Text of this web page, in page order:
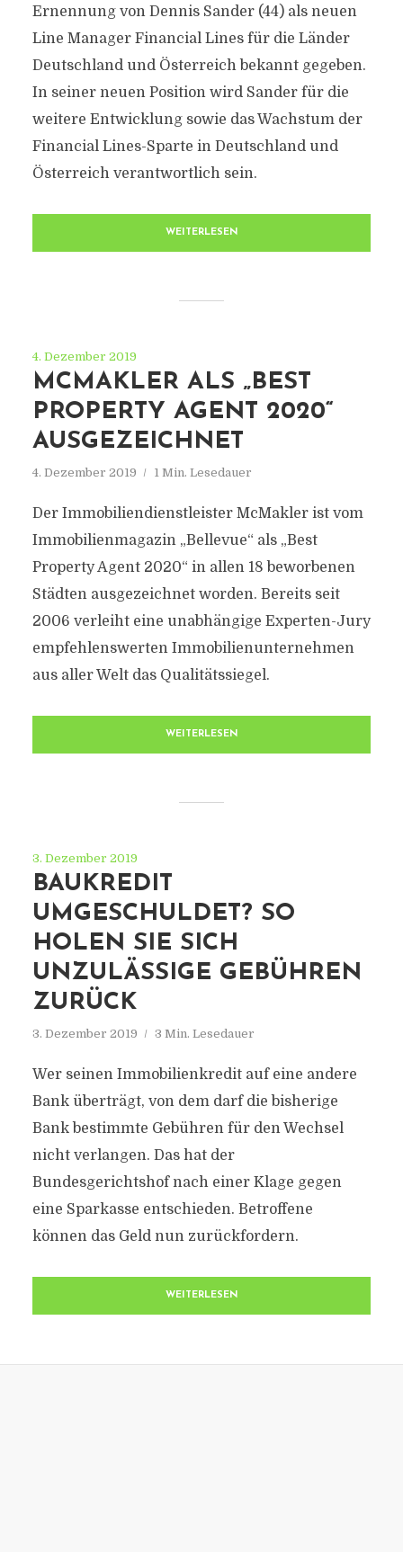
Ernennung von Dennis Sander (44) als neuen
Line Manager Financial Lines für die Länder
Deutschland und Österreich bekannt gegeben.
In seiner neuen Position wird Sander für die
weitere Entwicklung sowie das Wachstum der
Financial Lines-Sparte in Deutschland und
Österreich verantwortlich sein.
WEITERLESEN
4. Dezember 2019
MCMAKLER ALS „BEST
PROPERTY AGENT 2020“
AUSGEZEICHNET
4. Dezember 2019 1 Min. Lesedauer
Der Immobiliendienstleister McMakler ist vom
Immobilienmagazin „Bellevue“ als „Best
Property Agent 2020“ in allen 18 beworbenen
Städten ausgezeichnet worden. Bereits seit
2006 verleiht eine unabhängige Experten-Jury
empfehlenswerten Immobilienunternehmen
aus aller Welt das Qualitätssiegel.
WEITERLESEN
3. Dezember 2019
BAUKREDIT
UMGESCHULDET? SO
HOLEN SIE SICH
UNZULÄSSIGE GEBÜHREN
ZURÜCK
3. Dezember 2019 3 Min. Lesedauer
Wer seinen Immobilienkredit auf eine andere
Bank überträgt, von dem darf die bisherige
Bank bestimmte Gebühren für den Wechsel
nicht verlangen. Das hat der
Bundesgerichtshof nach einer Klage gegen
eine Sparkasse entschieden. Betroffene
können das Geld nun zurückfordern.
WEITERLESEN